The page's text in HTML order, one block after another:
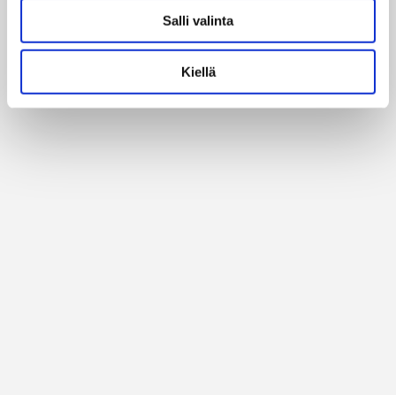
Salli valinta
Kiellä
Alan parhaat merkit